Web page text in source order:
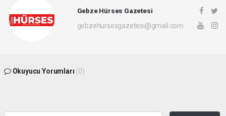
Gebze Hürses Gazetesi
gebzehursesgazetesi@gmail.com
Okuyucu Yorumları (0)